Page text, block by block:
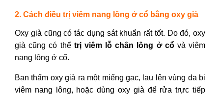
2. Cách điều trị viêm nang lông ở cổ bằng oxy già
Oxy già cũng có tác dụng sát khuẩn rất tốt. Do đó, oxy
già cũng có thể trị viêm lỗ chân lông ở cổ và viêm
nang lông ở cổ.
Bạn thấm oxy già ra một miếng gạc, lau lên vùng da bị
viêm nang lông, hoặc dùng oxy già để rửa trực tiếp